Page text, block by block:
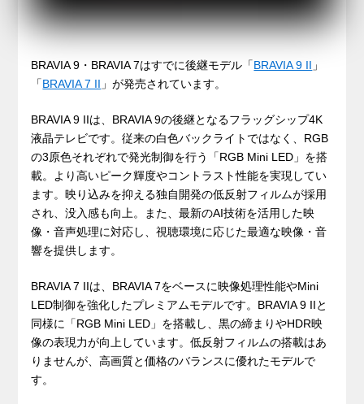
BRAVIA 9・BRAVIA 7はすでに後継モデル「BRAVIA 9 II 」
「BRAVIA 7 II 」が発売されています。
BRAVIA 9 IIは、BRAVIA 9の後継となるフラッグシップ4K
液晶テレビです。従来の白色バックライトではなく、RGB
の3原色それぞれで発光制御を行う「RGB Mini LED」を搭
載。より高いピーク輝度やコントラスト性能を実現してい
ます。映り込みを抑える独自開発の低反射フィルムが採用
され、没入感も向上。また、最新のAI技術を活用した映
像・音声処理に対応し、視聴環境に応じた最適な映像・音
響を提供します。
BRAVIA 7 IIは、BRAVIA 7をベースに映像処理性能やMini
LED制御を強化したプレミアムモデルです。BRAVIA 9 IIと
同様に「RGB Mini LED」を搭載し、黒の締まりやHDR映
像の表現力が向上しています。低反射フィルムの搭載はあ
りませんが、高画質と価格のバランスに優れたモデルで
す。